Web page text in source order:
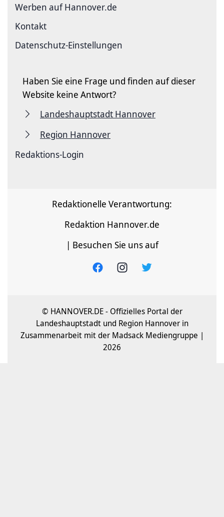
Werben auf Hannover.de
Kontakt
Datenschutz-Einstellungen
Haben Sie eine Frage und finden auf dieser
Website keine Antwort?
Landeshauptstadt Hannover
Region Hannover
Redaktions-Login
Redaktionelle Verantwortung:
Redaktion Hannover.de
| Besuchen Sie uns auf
© HANNOVER.DE - Offizielles Portal der
Landeshauptstadt und Region Hannover in
Zusammenarbeit mit der Madsack Mediengruppe |
2026